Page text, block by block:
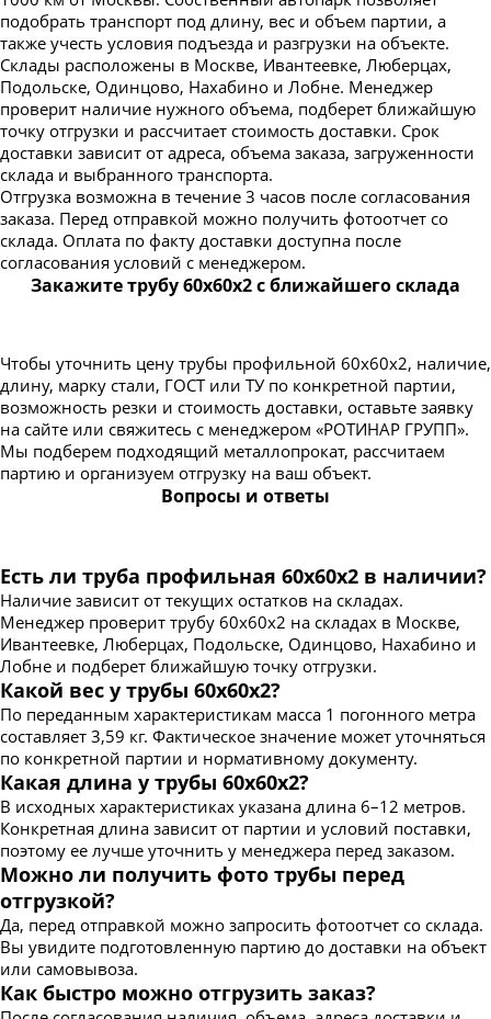
подобрать транспорт под длину, вес и объем партии, а
также учесть условия подъезда и разгрузки на объекте.
Склады расположены в Москве, Ивантеевке, Люберцах,
Подольске, Одинцово, Нахабино и Лобне. Менеджер
проверит наличие нужного объема, подберет ближайшую
точку отгрузки и рассчитает стоимость доставки. Срок
доставки зависит от адреса, объема заказа, загруженности
склада и выбранного транспорта.
Отгрузка возможна в течение 3 часов после согласования
заказа. Перед отправкой можно получить фотоотчет со
склада. Оплата по факту доставки доступна после
согласования условий с менеджером.
Закажите трубу 60х60х2 с ближайшего склада
Чтобы уточнить цену трубы профильной 60х60х2, наличие,
длину, марку стали, ГОСТ или ТУ по конкретной партии,
возможность резки и стоимость доставки, оставьте заявку
на сайте или свяжитесь с менеджером «РОТИНАР ГРУПП».
Мы подберем подходящий металлопрокат, рассчитаем
партию и организуем отгрузку на ваш объект.
Вопросы и ответы
Есть ли труба профильная 60х60х2 в наличии?
Наличие зависит от текущих остатков на складах.
Менеджер проверит трубу 60х60х2 на складах в Москве,
Ивантеевке, Люберцах, Подольске, Одинцово, Нахабино и
Лобне и подберет ближайшую точку отгрузки.
Какой вес у трубы 60х60х2?
По переданным характеристикам масса 1 погонного метра
составляет 3,59 кг. Фактическое значение может уточняться
по конкретной партии и нормативному документу.
Какая длина у трубы 60х60х2?
В исходных характеристиках указана длина 6–12 метров.
Конкретная длина зависит от партии и условий поставки,
поэтому ее лучше уточнить у менеджера перед заказом.
Можно ли получить фото трубы перед
отгрузкой?
Да, перед отправкой можно запросить фотоотчет со склада.
Вы увидите подготовленную партию до доставки на объект
или самовывоза.
Как быстро можно отгрузить заказ?